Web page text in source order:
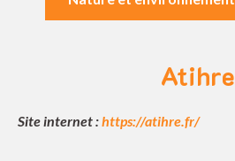
Atihre
Site internet :https://atihre.fr/